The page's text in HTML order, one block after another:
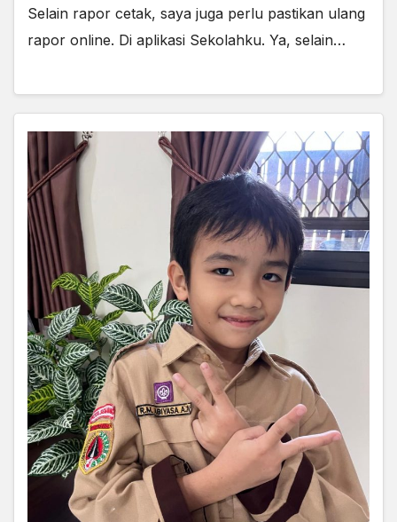
Selain rapor cetak, saya juga perlu pastikan ulang
rapor online. Di aplikasi Sekolahku. Ya, selain…